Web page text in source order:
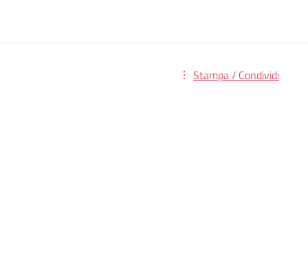
Stampa / Condividi